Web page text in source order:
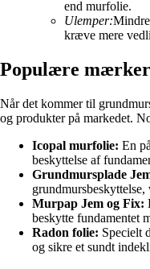
end murfolie.
Ulemper:
kræve mere
Populære
Når det kommer til
og produkter på markedet.
Icopal murfolie: En
beskyttelse af
Grundmursplade
Murpap Jem og Fix:
beskytte fundamentet
Radon folie: Specielt
og sikre et sundt